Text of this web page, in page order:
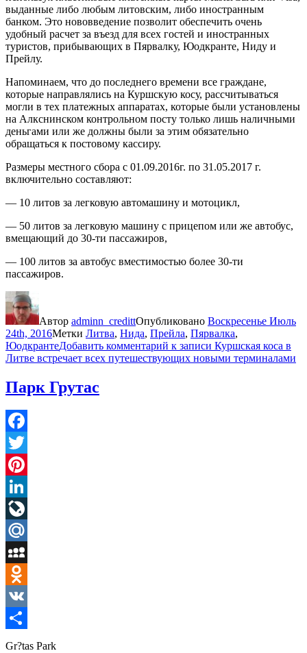
выданные либо любым литовским, либо иностранным
банком. Это нововведение позволит обеспечить очень
удобный расчет за въезд для всех гостей и иностранных
туристов, прибывающих в Пярвалку, Юодкранте, Ниду и
Прейлу.
Напоминаем, что до последнего времени все граждане,
которые направлялись на Куршскую косу, рассчитываться
могли в тех платежных аппаратах, которые были установлены
на Алкснинском контрольном посту только лишь наличными
деньгами или же должны были за этим обязательно
обращаться к постовому кассиру.
Размеры местного сбора с 01.09.2016г. по 31.05.2017 г.
включительно составляют:
— 10 литов за легковую автомашину и мотоцикл,
— 50 литов за легковую машину с прицепом или же автобус,
вмещающий до 30-ти пассажиров,
— 100 литов за автобус вместимостью более 30-ти
пассажиров.
Автор adminn_credittОпубликовано Воскресенье Июль
24th, 2016Метки Литва, Нида, Прейла, Пярвалка,
ЮодкрантеДобавить комментарий к записи Куршская коса в
Литве встречает всех путешествующих новыми терминалами
Парк Грутас
Facebook
Twitter
Pinterest
LinkedIn
LiveJournal
Mail.Ru
MySpace
Odnoklassniki
VK
Отправить
Gr?tas Park